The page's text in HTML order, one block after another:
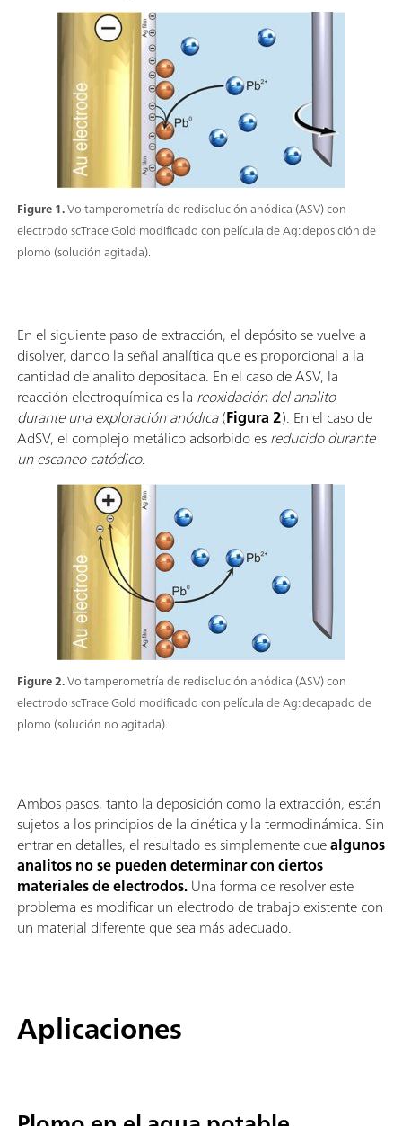
Figure 1.Voltamperometría de redisolución anódica (ASV) con
electrodo scTrace Gold modificado con película de Ag: deposición de
plomo (solución agitada).
Figure 2.Voltamperometría de redisolución anódica (ASV) con
electrodo scTrace Gold modificado con película de Ag: decapado de
plomo (solución no agitada).
En el siguiente paso de extracción, el depósito se vuelve a
disolver, dando la señal analítica que es proporcional a la
cantidad de analito depositada. En el caso de ASV, la
reacción electroquímica es la reoxidacióndel analito
durante una exploración anódica(Figura 2). En el caso de
AdSV, el complejo metálico adsorbido esreducido durante
un escaneo catódico.
Ambos pasos, tanto la deposición como la extracción, están
sujetos a los principios de la cinética y la termodinámica. Sin
entrar en detalles, el resultado es simplemente quealgunos
analitos no se pueden determinar con ciertos
materiales de electrodos.Una forma de resolver este
problema es modificar un electrodo de trabajo existente con
un material diferente que sea más adecuado.
Aplicaciones